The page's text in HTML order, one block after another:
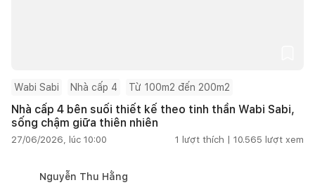
Wabi Sabi Nhà cấp 4 Từ 100m2 đến 200m2
Nhà cấp 4 bên suối thiết kế theo tinh thần Wabi Sabi,
sống chậm giữa thiên nhiên
27/06/2026, lúc 10:00 1 lượt thích | 10.565 lượt xem
Nguyễn Thu Hằng